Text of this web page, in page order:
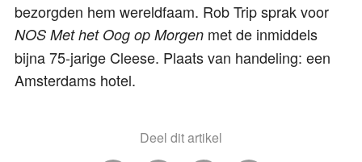
bezorgden hem wereldfaam. Rob Trip sprak voor
NOS Met het Oog op Morgen met de inmiddels
bijna 75-jarige Cleese. Plaats van handeling: een
Amsterdams hotel.
Deel dit artikel